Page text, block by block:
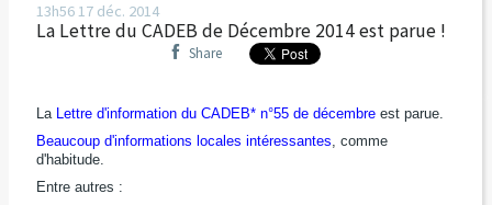
13h5617 déc. 2014
La Lettre du CADEB de Décembre 2014 est parue !
Share
La Lettre d'information du CADEB* n°55 de décembreest parue.
Beaucoup d'informations locales intéressantes , comme
d'habitude.
Entre autres :